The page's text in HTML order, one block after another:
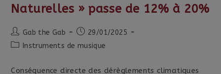
Naturelles » passe de 12% à 20%
Auteur/autrice
de
Gab the Gab
Publication
publiée :
29/01/2025
PostInstruments de musique
Conséquence directe des dérèglements climatiques